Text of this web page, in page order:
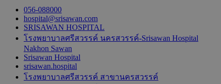
056-088000
hospital@srisawan.com
SRISAWAN HOSPITAL
โรงพยาบาลศรีสวรรค์ นครสวรรค์-Srisawan Hospital
Nakhon Sawan
Srisawan Hospital
srisawan.hospital
โรงพยาบาลศรีสวรรค์ สาขานครสวรรค์